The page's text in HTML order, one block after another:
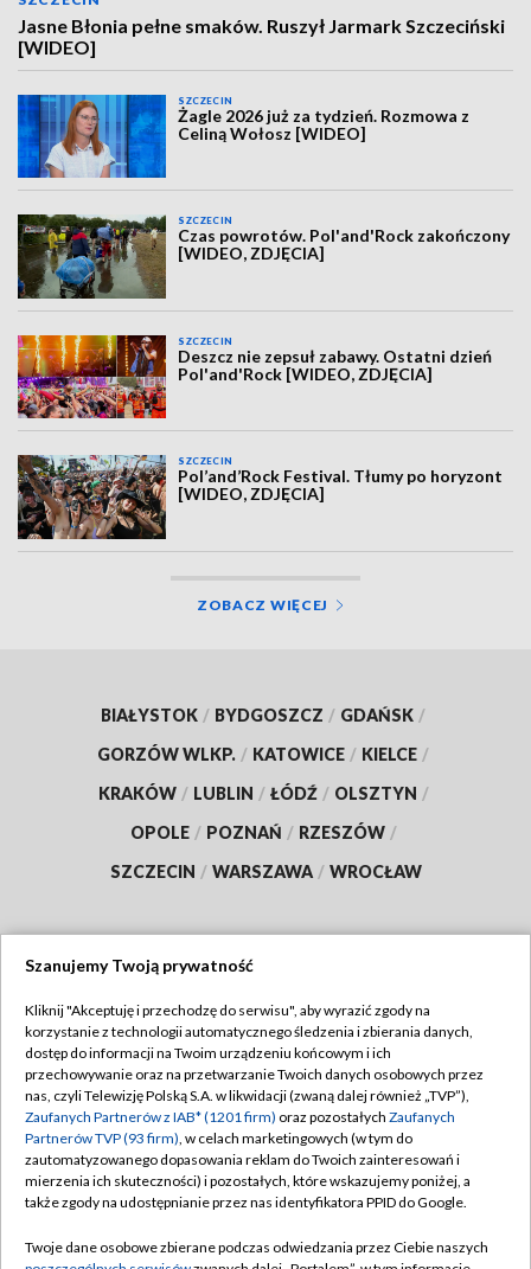
Jasne Błonia pełne smaków. Ruszył Jarmark Szczeciński
[WIDEO]
SZCZECIN
Żagle 2026 już za tydzień. Rozmowa z
Celiną Wołosz [WIDEO]
SZCZECIN
Czas powrotów. Pol'and'Rock zakończony
[WIDEO, ZDJĘCIA]
SZCZECIN
Deszcz nie zepsuł zabawy. Ostatni dzień
Pol'and'Rock [WIDEO, ZDJĘCIA]
SZCZECIN
Pol’and’Rock Festival. Tłumy po horyzont
[WIDEO, ZDJĘCIA]
ZOBACZ WIĘCEJ
BIAŁYSTOK / BYDGOSZCZ / GDAŃSK /
GORZÓW WLKP. / KATOWICE / KIELCE /
KRAKÓW / LUBLIN / ŁÓDŹ / OLSZTYN /
OPOLE / POZNAŃ / RZESZÓW /
SZCZECIN / WARSZAWA / WROCŁAW
TVP
Abonament TVP
Emisja w TVP
Centrum informacji TVP
Naziemna Telewizja Cyfrowa
Regulamin TVP
Polityka prywatności
Moje zgody
Pomoc
Szanujemy Twoją prywatność
Kliknij "Akceptuję i przechodzę do serwisu", aby wyrazić zgody na
korzystanie z technologii automatycznego śledzenia i zbierania danych,
dostęp do informacji na Twoim urządzeniu końcowym i ich
przechowywanie oraz na przetwarzanie Twoich danych osobowych przez
nas, czyli Telewizję Polską S.A. w likwidacji (zwaną dalej również „TVP”),
Zaufanych Partnerów z IAB* (1201 firm) oraz pozostałych Zaufanych
Partnerów TVP (93 firm), w celach marketingowych (w tym do
zautomatyzowanego dopasowania reklam do Twoich zainteresowań i
mierzenia ich skuteczności) i pozostałych, które wskazujemy poniżej, a
także zgody na udostępnianie przez nas identyfikatora PPID do Google.
Twoje dane osobowe zbierane podczas odwiedzania przez Ciebie naszych